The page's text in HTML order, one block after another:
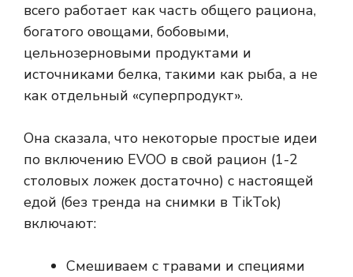
всего работает как часть общего рациона,
богатого овощами, бобовыми,
цельнозерновыми продуктами и
источниками белка, такими как рыба, а не
как отдельный «суперпродукт».
Она сказала, что некоторые простые идеи
по включению EVOO в свой рацион (1-2
столовых ложек достаточно) с настоящей
едой (без тренда на снимки в TikTok)
включают:
Смешиваем с травами и специями